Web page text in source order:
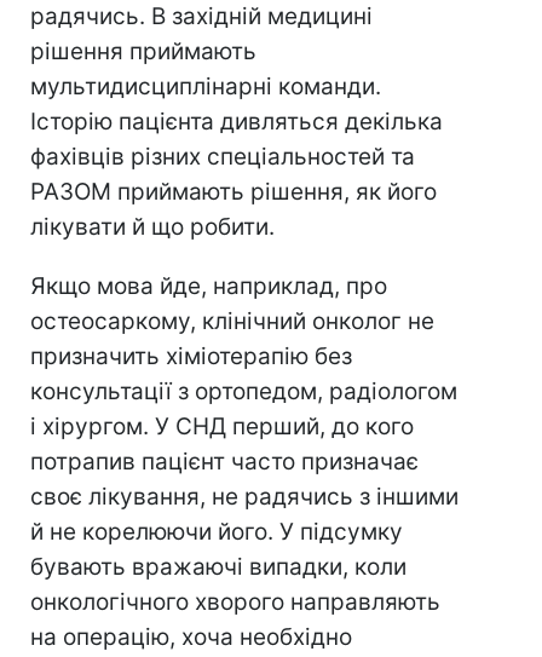
радячись. В західній медицині
рішення приймають
мультидисциплінарні команди.
Історію пацієнта дивляться декілька
фахівців різних спеціальностей та
РАЗОМ приймають рішення, як його
лікувати й що робити.
Якщо мова йде, наприклад, про
остеосаркому, клінічний онколог не
призначить хіміотерапію без
консультації з ортопедом, радіологом
і хірургом. У СНД перший, до кого
потрапив пацієнт часто призначає
своє лікування, не радячись з іншими
й не корелюючи його. У підсумку
бувають вражаючі випадки, коли
онкологічного хворого направляють
на операцію, хоча необхідно